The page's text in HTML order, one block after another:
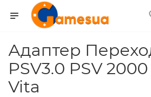
Адаптер
PSV3.0 PSV
Vita